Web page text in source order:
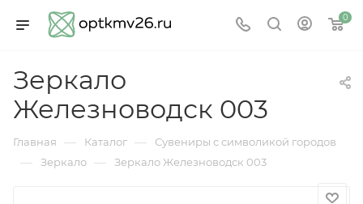
0
Зеркало
Железноводск 003
Главная — Каталог — Сувениры с символикой городов
— Зеркало — Зеркало Железноводск 003